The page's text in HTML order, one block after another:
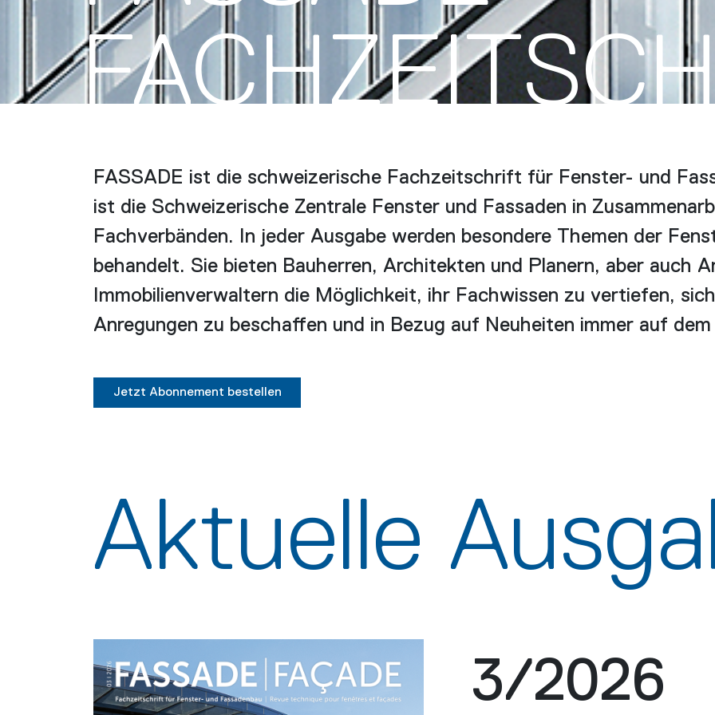
FASSADE ist die schweizerische Fachzeitschrift für Fenster- und
ist die Schweizerische Zentrale Fenster und Fassaden in
Fachverbänden. In jeder Ausgabe werden besondere Themen der
behandelt. Sie bieten Bauherren, Architekten und Planern, aber auch
Immobilienverwaltern die Möglichkeit, ihr Fachwissen zu vertiefen,
Anregungen zu beschaffen und in Bezug auf Neuheiten immer auf
Jetzt Abonnement bestellen
Aktuelle
3/2026